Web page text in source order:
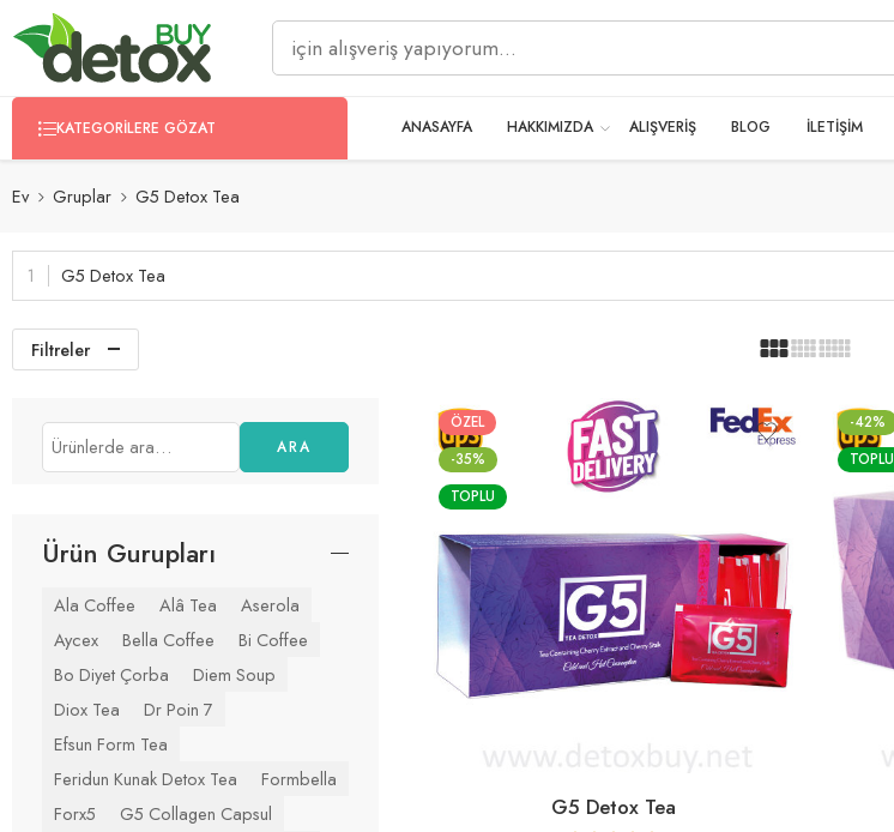
KATEGORILERE GÖZAT ANASAYFA HAKKIMIZDA ALIŞVERİŞ BLOG İLETİŞİM
Ev Gruplar G5 Detox Tea
G5 Detox Tea
Filtreler
ÖZEL
-35%
TOPLU
G5 Detox Tea
-42%
TOPLU
ARA
Ürün Gurupları
Ala Coffee Alâ Tea
Aserola
Aycex
Bella Coffee
Bi Coffee
Bo Diyet Çorba
Diem Soup
Diox Tea
Dr Poin 7
Efsun Form Tea
Feridun Kunak Detox Tea
Formbella
Forx5
G5 Collagen Capsul